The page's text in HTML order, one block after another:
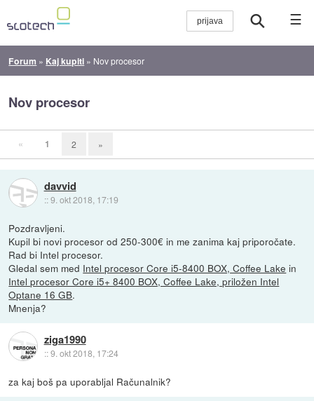
☰
Forum » Kaj kupiti » Nov procesor
Nov procesor
« 1 2 »
davvid
::9. okt 2018, 17:19
Pozdravljeni.
Kupil bi novi procesor od 250-300€ in me zanima kaj priporočate.
Rad bi Intel procesor.
Gledal sem med Intel procesor Core i5-8400 BOX, Coffee Lake in
Intel procesor Core i5+ 8400 BOX, Coffee Lake, priložen Intel
Optane 16 GB.
Mnenja?
ziga1990
::9. okt 2018, 17:24
za kaj boš pa uporabljal Računalnik?